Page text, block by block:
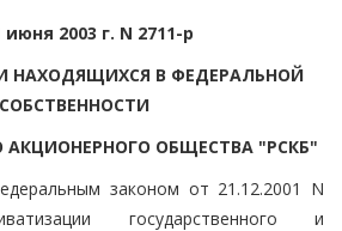
июня 2003 г. N 2711-р
НАХОДЯЩИХСЯ В ФЕДЕРАЛЬНОЙ
СОБСТВЕННОСТИ
ОБЩЕСТВА "РСКБ"
законом от 21.12.2001 N
государственного и